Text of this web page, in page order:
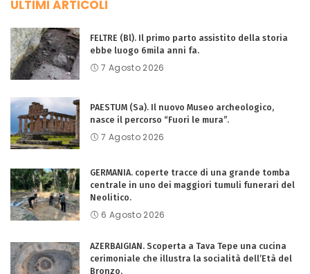
ULTIMI ARTICOLI
FELTRE (Bl). Il primo parto assistito della storia
ebbe luogo 6mila anni fa.
7 Agosto 2026
PAESTUM (Sa). Il nuovo Museo archeologico,
nasce il percorso “Fuori le mura”.
7 Agosto 2026
GERMANIA. coperte tracce di una grande tomba
centrale in uno dei maggiori tumuli funerari del
Neolitico.
6 Agosto 2026
AZERBAIGIAN. Scoperta a Tava Tepe una cucina
cerimoniale che illustra la socialità dell’Età del
Bronzo.